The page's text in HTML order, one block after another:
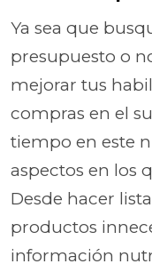
Ya sea que
presupuesto o
mejorar tus
compras en el
tiempo en este
aspectos en los
Desde hacer
productos
información